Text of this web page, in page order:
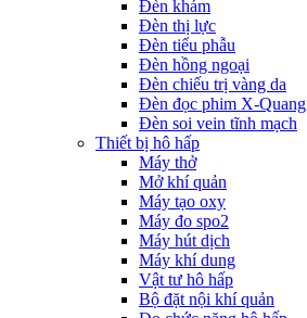
Đèn khám
Đèn thị lực
Đèn tiểu phẫu
Đèn hồng ngoại
Đèn chiếu trị vàng da
Đèn đọc phim X-Quang
Đèn soi vein tĩnh mạch
Thiết bị hô hấp
Máy thở
Mở khí quản
Máy tạo oxy
Máy đo spo2
Máy hút dịch
Máy khí dung
Vật tư hô hấp
Bộ đặt nội khí quản